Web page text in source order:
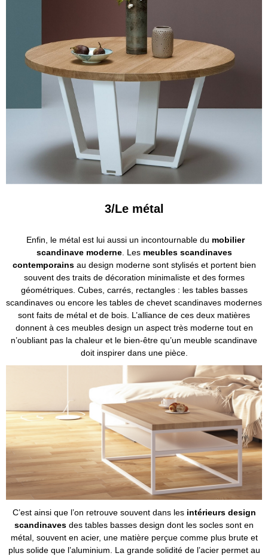
3/Le métal
Enfin, le métal est lui aussi un incontournable du mobilier
scandinave moderne. Les meubles scandinaves
contemporains au design moderne sont stylisés et portent bien
souvent des traits de décoration minimaliste et des formes
géométriques. Cubes, carrés, rectangles : les tables basses
scandinaves ou encore les tables de chevet scandinaves modernes
sont faits de métal et de bois. L’alliance de ces deux matières
donnent à ces meubles design un aspect très moderne tout en
n’oubliant pas la chaleur et le bien-être qu’un meuble scandinave
doit inspirer dans une pièce.
C’est ainsi que l’on retrouve souvent dans les intérieurs design
scandinaves des tables basses design dont les socles sont en
métal, souvent en acier, une matière perçue comme plus brute et
plus solide que l’aluminium. La grande solidité de l’acier permet au